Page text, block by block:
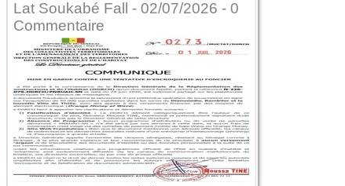
Lat Soukabé Fall - 02/07/2026 - 0
Commentaire